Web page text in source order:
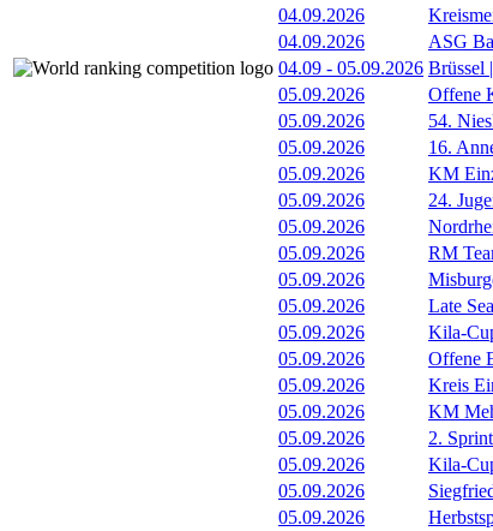
04.09.2026
04.09.2026
ASG
04.09 - 05.09.2026 Brüssel
05.09.2026
Offene
05.09.2026
54.
05.09.2026
16.
05.09.2026
KM
05.09.2026
24.
05.09.2026
05.09.2026
RM
05.09.2026
05.09.2026
Late
05.09.2026
Kila-
05.09.2026
Offene
05.09.2026
Kreis
05.09.2026
KM
05.09.2026
2.
05.09.2026
Kila-
05.09.2026
05.09.2026